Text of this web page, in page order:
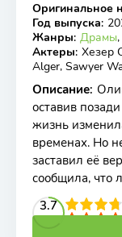
Оригинальное
Год выпуска:
Жанры: Драмы,
Актеры: Хезер
Alger, Sawyer
Описание:
оставив
жизнь
временах. Но
заставил её
сообщила, что
3.7
4 5 6 7 8 9